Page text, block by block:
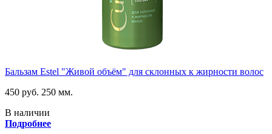
Бальзам Estel "Живой объём" для склонных к жирности волос
450 руб. 250 мм.
В наличии
Подробнее